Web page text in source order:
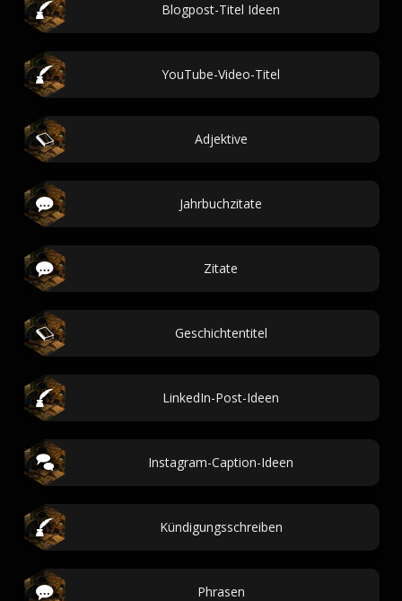
Blogpost-Titel Ideen
YouTube-Video-Titel
Adjektive
Jahrbuchzitate
Zitate
Geschichtentitel
LinkedIn-Post-Ideen
Instagram-Caption-Ideen
Kündigungsschreiben
Phrasen